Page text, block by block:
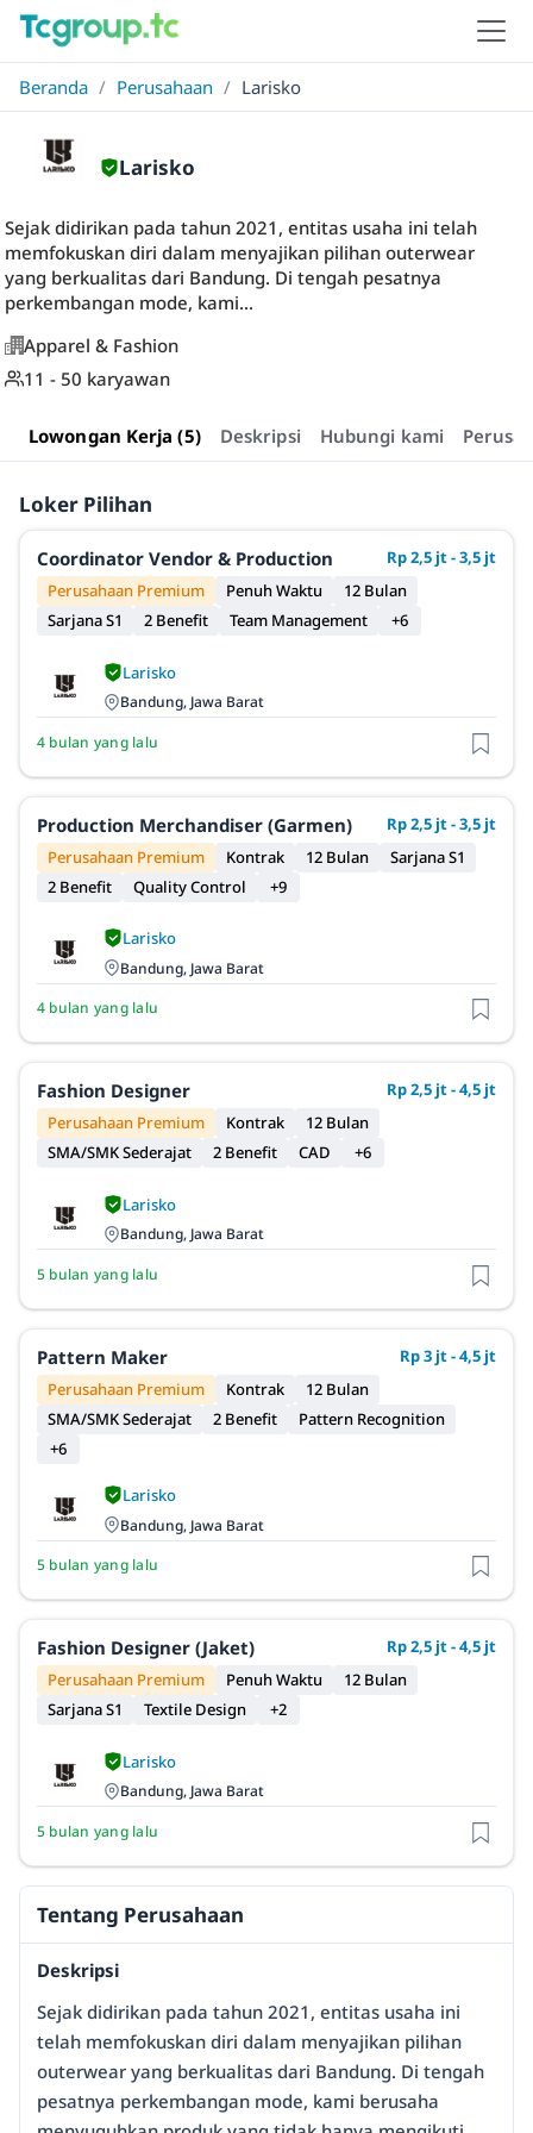
Beranda / Perusahaan / Larisko
Larisko
Sejak didirikan pada tahun 2021, entitas usaha ini telah
memfokuskan diri dalam menyajikan pilihan outerwear
yang berkualitas dari Bandung. Di tengah pesatnya
perkembangan mode, kami...
Apparel & Fashion
11 - 50 karyawan
Lowongan Kerja (5) Deskripsi Hubungi kami
Loker Pilihan
Coordinator Vendor & Production
Rp 2,5 jt - 3,5 jt
Perusahaan Premium
Penuh Waktu
12 Bulan
Sarjana S1
2 Benefit Team Management +6
Larisko
Bandung, Jawa Barat
4 bulan yang lalu
Production Merchandiser (Garmen)
Rp 2,5 jt - 3,5 jt
Perusahaan Premium
Kontrak 12 Bulan
Sarjana S1
2 Benefit
Quality Control +9
Larisko
Bandung, Jawa Barat
4 bulan yang lalu
Fashion Designer
Rp 2,5 jt - 4,5 jt
Perusahaan Premium
Kontrak
12 Bulan
SMA/SMK Sederajat
2 Benefit CAD +6
Larisko
Bandung, Jawa Barat
5 bulan yang lalu
Pattern Maker
Rp 3 jt - 4,5 jt
Perusahaan Premium
Kontrak
12 Bulan
SMA/SMK Sederajat
2 Benefit
Pattern Recognition
+6
Larisko
Bandung, Jawa Barat
5 bulan yang lalu
Fashion Designer (Jaket)
Rp 2,5 jt - 4,5 jt
Perusahaan Premium
Penuh Waktu
12 Bulan
Sarjana S1
Textile Design +2
Larisko
Bandung, Jawa Barat
5 bulan yang lalu
Tentang Perusahaan
Deskripsi
Sejak didirikan pada tahun 2021, entitas usaha ini
telah memfokuskan diri dalam menyajikan pilihan
outerwear yang berkualitas dari Bandung. Di tengah
pesatnya perkembangan mode, kami berusaha